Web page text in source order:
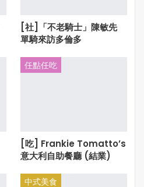
[社]「不老騎士」陳敏先
單騎來訪多倫多
任點任吃
[吃] Frankie Tomatto’s
意大利自助餐廳 (結業)
中式美食